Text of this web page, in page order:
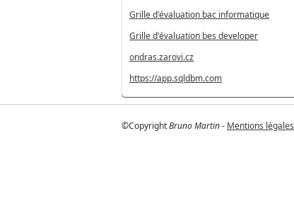
Grille d'évaluation bac informatique
Grille d'évaluation bes developer
ondras.zarovi.cz
https://app.sqldbm.com
©CopyrightBruno Martin- Mentions légales